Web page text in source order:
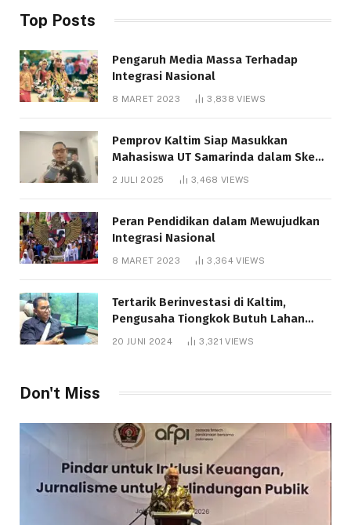
Top Posts
Pengaruh Media Massa Terhadap
Integrasi Nasional
8 MARET 2023 3,838VIEWS
Pemprov Kaltim Siap Masukkan
Mahasiswa UT Samarinda dalam Skema
Bantuan Pendidikan Gratispol
2 JULI 2025 3,468 VIEWS
Peran Pendidikan dalam Mewujudkan
Integrasi Nasional
8 MARET 2023 3,364VIEWS
Tertarik Berinvestasi di Kaltim,
Pengusaha Tiongkok Butuh Lahan
1.000 Hektare
20 JUNI 2024 3,321VIEWS
Don't Miss